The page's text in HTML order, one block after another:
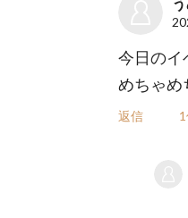
今日のイ
めちゃめ
返信